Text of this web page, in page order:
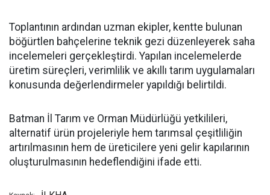
Toplantının ardından uzman ekipler, kentte bulunan
böğürtlen bahçelerine teknik gezi düzenleyerek saha
incelemeleri gerçekleştirdi. Yapılan incelemelerde
üretim süreçleri, verimlilik ve akıllı tarım uygulamaları
konusunda değerlendirmeler yapıldığı belirtildi.
Batman İl Tarım ve Orman Müdürlüğü yetkilileri,
alternatif ürün projeleriyle hem tarımsal çeşitliliğin
artırılmasının hem de üreticilere yeni gelir kapılarının
oluşturulmasının hedeflendiğini ifade etti.